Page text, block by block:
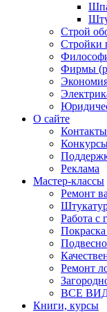
Строй
Стройки
Фирмы
О сайте
Контакты
Реклама
Мастер-классы
Ремонт
Работа с
Ремонт
ВСЕ
Книги, курсы